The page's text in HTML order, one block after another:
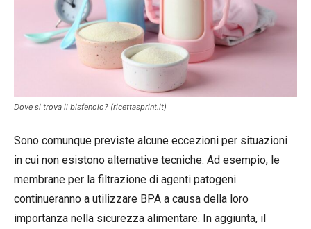
Dove si trova il bisfenolo? (ricettasprint.it)
Sono comunque previste alcune eccezioni per situazioni
in cui non esistono alternative tecniche. Ad esempio, le
membrane per la filtrazione di agenti patogeni
continueranno a utilizzare BPA a causa della loro
importanza nella sicurezza alimentare. In aggiunta, il